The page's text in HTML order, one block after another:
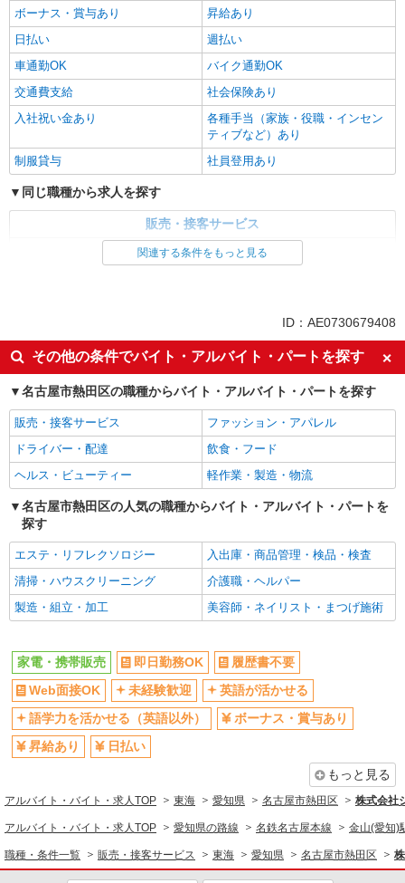
ボーナス・賞与あり
昇給あり
日払い
週払い
車通勤OK
バイク通勤OK
交通費支給
社会保険あり
入社祝い金あり
各種手当（家族・役職・インセン
ティブなど）あり
制服貸与
社員登用あり
同じ職種から求人を探す
販売・接客サービス
ボーナス・賞与あり
日払い
車通勤OK
交通費支給
社会保険あり
社員登用あり
関連する条件をもっと見る
ID：AE0730679408
その他の条件でバイト・アルバイト・パートを探す
名古屋市熱田区の職種からバイト・アルバイト・パートを探す
販売・接客サービス
ファッション・アパレル
ドライバー・配達
飲食・フード
ヘルス・ビューティー
軽作業・製造・物流
名古屋市熱田区の人気の職種からバイト・アルバイト・パートを
探す
エステ・リフレクソロジー
入出庫・商品管理・検品・検査
清掃・ハウスクリーニング
介護職・ヘルパー
製造・組立・加工
美容師・ネイリスト・まつげ施術
家電・携帯販売 即日勤務OK
履歴書不要
Web面接OK
未経験歓迎
英語が活かせる
語学力を活かせる（英語以外）
ボーナス・賞与あり
昇給あり
日払い
もっと見る
アルバイト・バイト・求人TOP 東海 愛知県 名古屋市熱田区 株式会社
アルバイト・バイト・求人TOP 愛知県の路線 名鉄名古屋本線 金山(愛知)
職種・条件一覧 販売・接客サービス 東海 愛知県 名古屋市熱田区